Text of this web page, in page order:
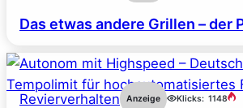
Das etwas andere Grillen – der
Revierverhalten Anzeige Klicks: 1148